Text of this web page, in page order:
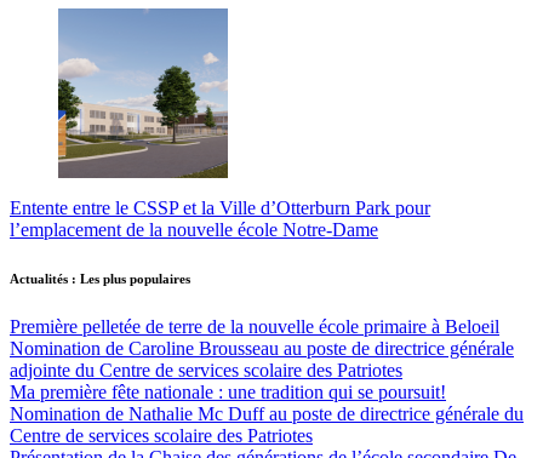
Entente entre le CSSP et la Ville d’Otterburn Park pour
l’emplacement de la nouvelle école Notre-Dame
Actualités : Les plus populaires
Première pelletée de terre de la nouvelle école primaire à Beloeil
Nomination de Caroline Brousseau au poste de directrice générale
adjointe du Centre de services scolaire des Patriotes
Ma première fête nationale : une tradition qui se poursuit!
Nomination de Nathalie Mc Duff au poste de directrice générale du
Centre de services scolaire des Patriotes